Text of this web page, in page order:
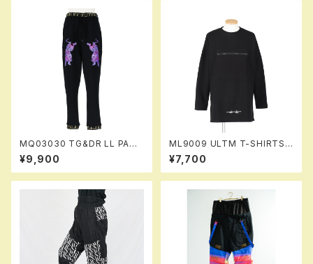
MQ03030 TG&DR LL PANT
S 990 tigerbk！！※送料無料
（日本国内のみ）サービス中！！
¥9,900
ML9009 ULTM T-SHIRTS
990 black！！フィルム入りＴシ
ャツ！！※送料無料（日本国内の
み）サービス中！！
¥7,700